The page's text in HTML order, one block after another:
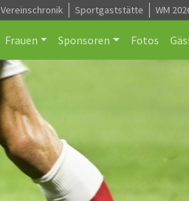
Vereinschronik Sportgaststätte WM
Frauen Sponsoren Fotos